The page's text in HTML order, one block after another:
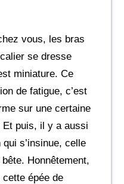
vous, les bras
se dresse
miniature. Ce
de fatigue, c’est
sur une certaine
puis, il y a aussi
s’insinue, celle
Honnêtement,
épée de